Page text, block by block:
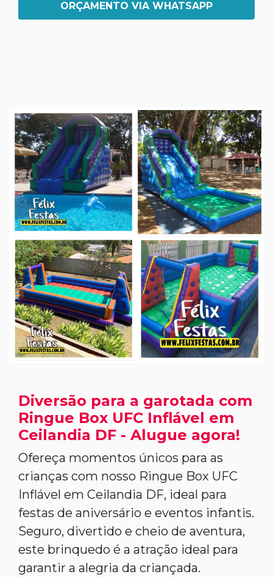
ORÇAMENTO VIA WHATSAPP
Diversão para a garotada com
Ringue Box UFC Inflável em
Ceilandia DF - Alugue agora!
Ofereça momentos únicos para as
crianças com nosso Ringue Box UFC
Inflável em Ceilandia DF, ideal para
festas de aniversário e eventos infantis.
Seguro, divertido e cheio de aventura,
este brinquedo é a atração ideal para
garantir a alegria da criançada.